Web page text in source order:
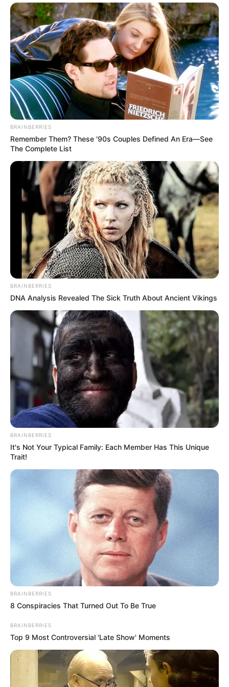
View this post on Instagram
A post shared by Zsigmond Bodnar (@bodnar_zsigmond)
BRAINBERRIES
Remember Them? These '90s Couples Defined An Era—See
The Complete List
BRAINBERRIES
DNA Analysis Revealed The Sick Truth About Ancient Vikings
BRAINBERRIES
It's Not Your Typical Family: Each Member Has This Unique
Trait!
BRAINBERRIES
8 Conspiracies That Turned Out To Be True
BRAINBERRIES
Top 9 Most Controversial 'Late Show' Moments